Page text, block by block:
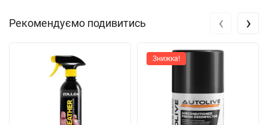
Рекомендуємо подивитись
Знижка!
‹ ›